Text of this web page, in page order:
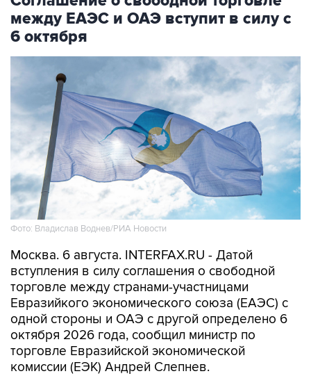
между ЕАЭС и ОАЭ вступит в силу с
6 октября
Фото: Владислав Воднев/РИА Новости
Москва. 6 августа. INTERFAX.RU - Датой
вступления в силу соглашения о свободной
торговле между странами-участницами
Евразийкого экономического союза (ЕАЭС) с
одной стороны и ОАЭ с другой определено 6
октября 2026 года, сообщил министр по
торговле Евразийской экономической
комиссии (ЕЭК) Андрей Слепнев.